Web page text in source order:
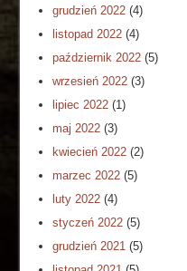
grudzień 2022 (4)
listopad 2022 (4)
październik 2022 (5)
wrzesień 2022 (3)
lipiec 2022 (1)
maj 2022 (3)
kwiecień 2022 (2)
marzec 2022 (5)
luty 2022 (4)
styczeń 2022 (5)
grudzień 2021 (5)